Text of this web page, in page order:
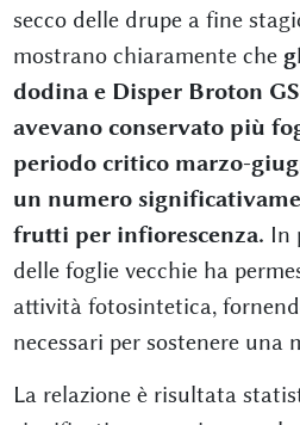
secco delle drupe a fine
mostrano chiaramente che
dodina e Disper Broton
avevano conservato più
periodo critico marzo-
un numero
frutti per infiorescenza. In
delle foglie vecchie ha
attività fotosintetica,
necessari per sostenere una
La relazione è risultata